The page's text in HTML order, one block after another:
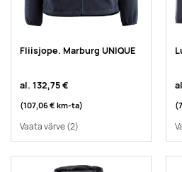
Fliisjope. Marburg UNIQUE
al. 132,75 €
(107,06 € km-ta)
Vaata värve(2)